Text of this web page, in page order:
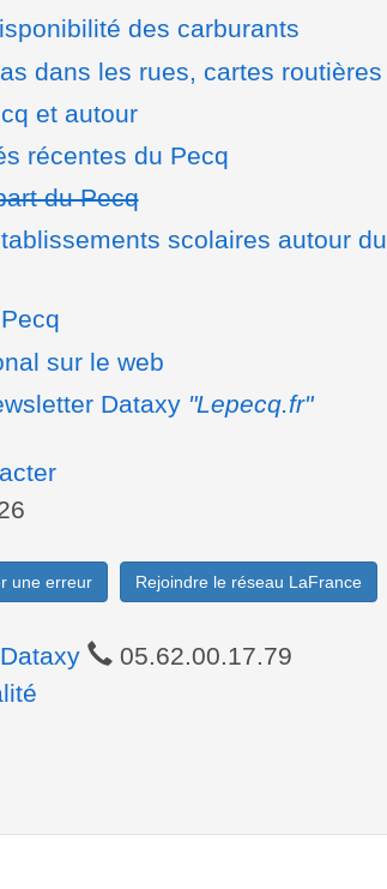
des carburants
dans les rues, cartes routières
et autour
récentes du Pecq
du Pecq
scolaires autour du
sur le web
Dataxy "Lepecq.fr"
une erreur Rejoindre le réseau LaFrance
Dataxy
05.62.00.17.79